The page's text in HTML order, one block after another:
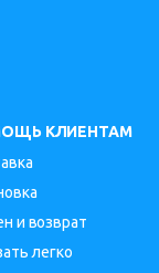
КЛИЕНТАМ
и возврат
легко